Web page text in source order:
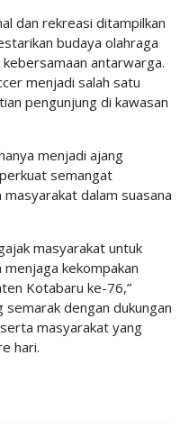
dan rekreasi ditampilkan
budaya olahraga
antarwarga.
menjadi salah satu
pengunjung di kawasan
menjadi ajang
semangat
dalam suasana
masyarakat untuk
kekompakan
Kotabaru ke-76,”
semarak dengan dukungan
masyarakat yang
hari.